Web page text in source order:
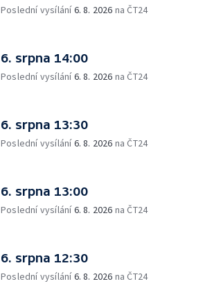
Poslední vysílání6. 8. 2026 na ČT24
6. srpna 14:00
Poslední vysílání6. 8. 2026 na ČT24
6. srpna 13:30
Poslední vysílání6. 8. 2026 na ČT24
6. srpna 13:00
Poslední vysílání6. 8. 2026 na ČT24
6. srpna 12:30
Poslední vysílání6. 8. 2026 na ČT24